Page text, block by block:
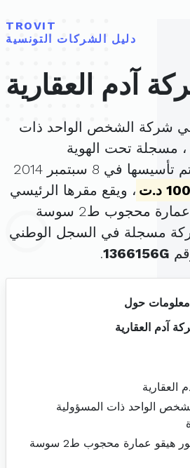
TROVIT
دليل الشركات التونسية
آدم العقارية
هي شركة الشخص الواحد ذات
، مسجلة تحت الهوية
. تم تأسيسها في 8 سبتمبر 2014
د.ت
، ويقع مقرها الرئيسي
في نهج فيكتور هيقو عمارة محجوب ط2 سوسة
مسجلة في السجل الوطني
1366156G
.
معلومات حول
آدم العقارية
العقارية
الواحد ذات المسؤولية
نهج فيكتور هيقو عمارة محجوب ط2 سوسة